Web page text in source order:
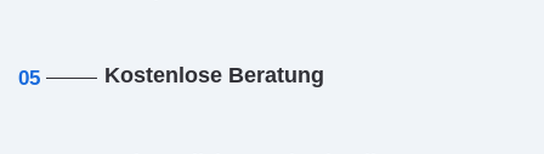
05 Kostenlose Beratung